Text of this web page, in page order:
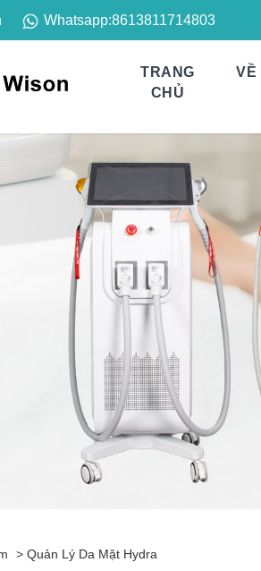
Whatsapp:8613811714803
TRANG
CHỦ
VỀ
> Quản Lý Da Mặt Hydra